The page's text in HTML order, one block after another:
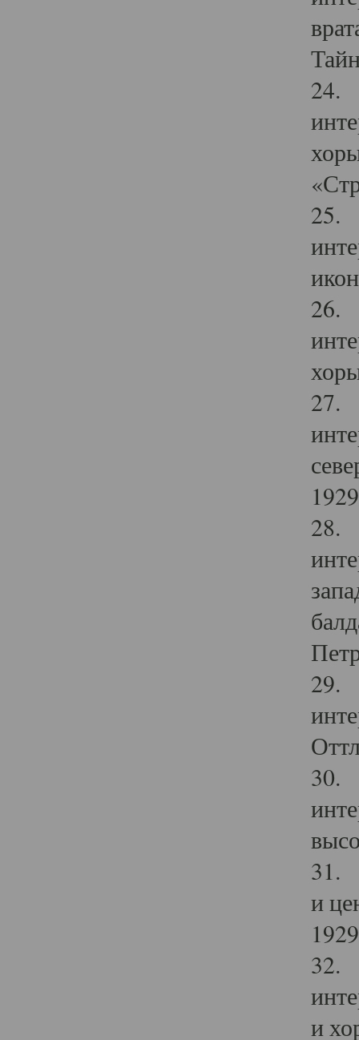
24.
25.
26.
27.
28.
29.
30.
31.
и
32.
и